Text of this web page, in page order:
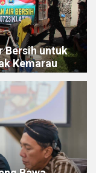
Bersih untuk
Kemarau